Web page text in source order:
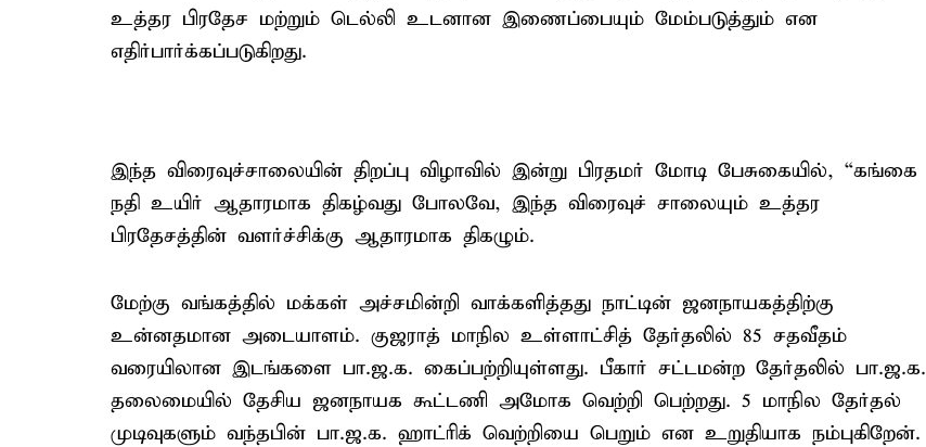
உத்தர பிரதேச மற்றும் டெல்லி உடனான இணைப்பையும் மேம்படுத்தும் என
எதிர்பார்க்கப்படுகிறது.
இந்த விரைவுச்சாலையின் திறப்பு விழாவில் இன்று பிரதமர் மோடி பேசுகையில், “கங்கை
நதி உயிர் ஆதாரமாக திகழ்வது போலவே, இந்த விரைவுச் சாலையும் உத்தர
பிரதேசத்தின் வளர்ச்சிக்கு ஆதாரமாக திகழும்.
மேற்கு வங்கத்தில் மக்கள் அச்சமின்றி வாக்களித்தது நாட்டின் ஜனநாயகத்திற்கு
உன்னதமான அடையாளம். குஜராத் மாநில உள்ளாட்சித் தேர்தலில் 85 சதவீதம்
வரையிலான இடங்களை பா.ஜ.க. கைப்பற்றியுள்ளது. பீகார் சட்டமன்ற தேர்தலில் பா.ஜ.க.
தலைமையில் தேசிய ஜனநாயக கூட்டணி அமோக வெற்றி பெற்றது. 5 மாநில தேர்தல்
முடிவுகளும் வந்தபின் பா.ஜ.க. ஹாட்ரிக் வெற்றியை பெறும் என உறுதியாக நம்புகிறேன்.